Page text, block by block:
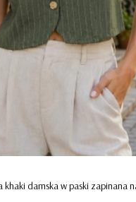
damska w paski zapinana